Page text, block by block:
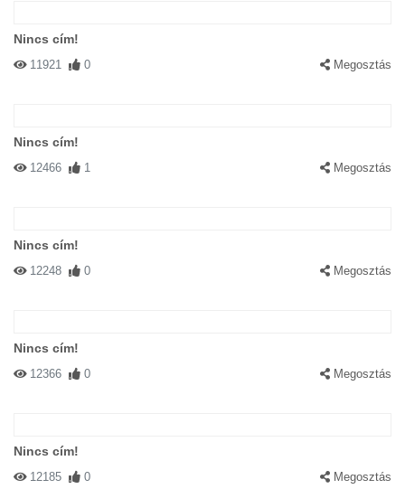
Nincs cím!
11921 0 Megosztás
Nincs cím!
12466 1 Megosztás
Nincs cím!
12248 0 Megosztás
Nincs cím!
12366 0 Megosztás
Nincs cím!
12185 0 Megosztás